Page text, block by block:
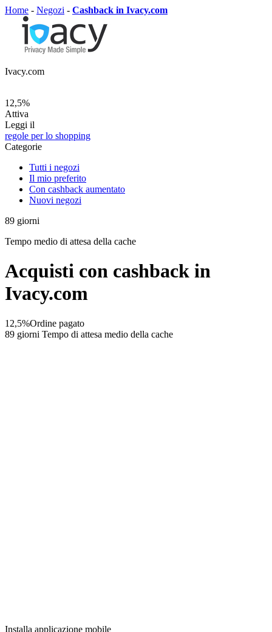
Home - Negozi - Cashback in Ivacy.com
Ivacy.com
12,5%
Attiva
Leggi il
regole per lo shopping
Categorie
Tutti i negozi
Il mio preferito
Con cashback aumentato
Nuovi negozi
89 giorni
Tempo medio di attesa della cache
Acquisti con cashback in
Ivacy.com
12,5%Ordine pagato
89 giorni Tempo di attesa medio della cache
Installa applicazione mobile